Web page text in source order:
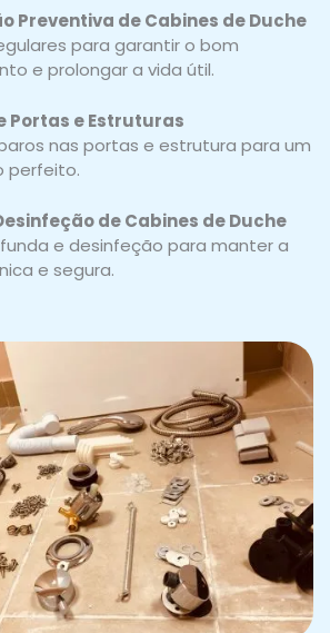
Preventiva de Cabines de Duche
para garantir o bom
e prolongar a vida útil.
Portas e Estruturas
nas portas e estrutura para um
perfeito.
de Cabines de Duche
e desinfeção para manter a
e segura.